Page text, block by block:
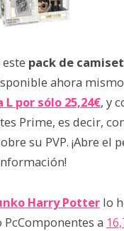
pack de
ahora
por sólo 25,24€, y
Prime, es decir,
su PVP. ¡Abre el
Harry Potter lo
a